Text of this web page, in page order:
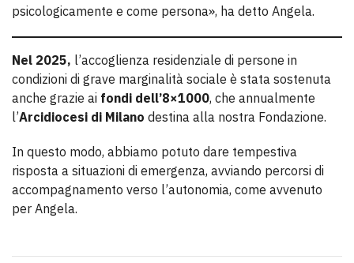
psicologicamente e come persona», ha detto Angela.
Nel 2025, l’accoglienza residenziale di persone in
condizioni di grave marginalità sociale è stata sostenuta
anche grazie ai fondi dell’8×1000, che annualmente
l’Arcidiocesi di Milano destina alla nostra Fondazione.
In questo modo, abbiamo potuto dare tempestiva
risposta a situazioni di emergenza, avviando percorsi di
accompagnamento verso l’autonomia, come avvenuto
per Angela.